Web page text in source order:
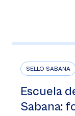
SELLO SABANA
Escuela
Sabana: